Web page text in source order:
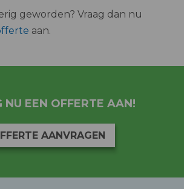
geworden? Vraag dan nu
aan.
NU EEN OFFERTE AAN!
AANVRAGEN